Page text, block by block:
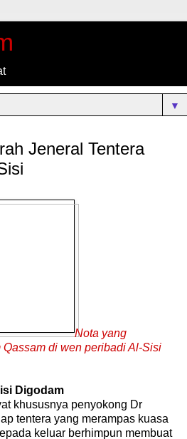
▼
Jeneral Tentera
Nota yang
di wen peribadi Al-Sisi
Digodam
khususnya penyokong Dr
tentera yang merampas kuasa
keluar berhimpun membuat